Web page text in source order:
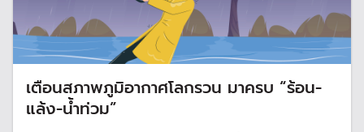
เตือนสภาพภูมิอากาศโลกรวน มาครบ “ร้อน-
แล้ง-น้ำท่วม”